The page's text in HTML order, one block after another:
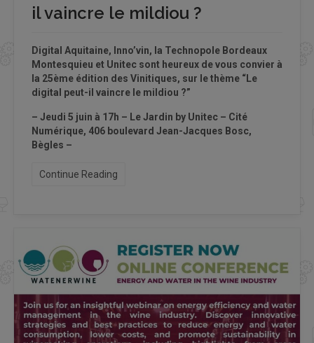
il vaincre le mildiou ?
Digital Aquitaine, Inno’vin, la Technopole Bordeaux
Montesquieu et Unitec sont heureux de vous convier à
la 25ème édition des Vinitiques, sur le thème “Le
digital peut-il vaincre le mildiou ?”
– Jeudi 5 juin à 17h – Le Jardin by Unitec – Cité
Numérique, 406 boulevard Jean-Jacques Bosc,
Bègles –
Continue Reading